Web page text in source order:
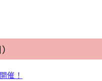
催！